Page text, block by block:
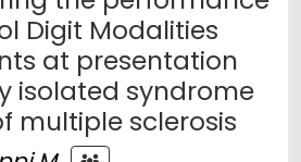
Digit Modalities
at presentation
isolated syndrome
multiple sclerosis